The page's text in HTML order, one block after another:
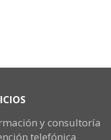
y consultoría
telefónica